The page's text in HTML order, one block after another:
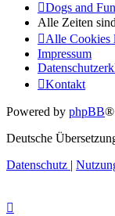
Dogs and Fun
Alle Zeiten sind
Alle Cookies
Impressum
Kontakt
Powered by phpBB®
Deutsche
Datenschutz |